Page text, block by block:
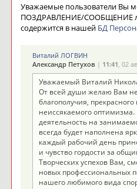
Уважаемые пользователи Вы
ПОЗДРАВЛЕНИЕ/СООБЩЕНИЕ
содержится в нашей БД
Виталий ЛОГВИН
Александр Петухов| 11:41, 02
Уважаемый Виталий
От всей души желаю Вам
благополучия,
неиссякаемого
деятельность на
всегда будет наполнена
каждый рабочий день
и чувство гордости за
Творческих успехов Вам,
новых профессиональных
нашего любимого вида